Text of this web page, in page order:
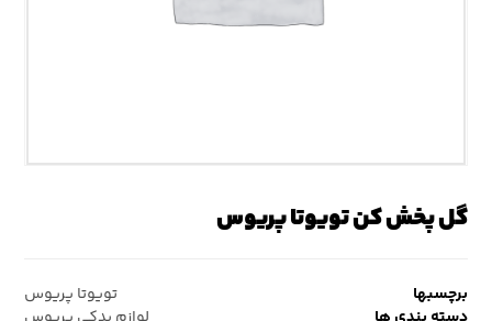
گل پخش کن تویوتا پریوس
برچسبها
تویوتا پریوس